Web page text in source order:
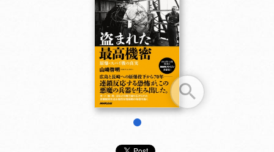
お支払いに進む
他にも商品を買う